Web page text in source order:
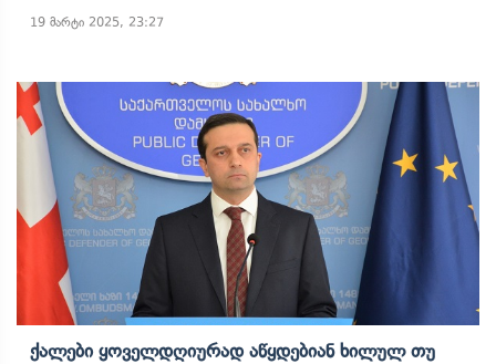
19 მარტი 2025, 23:27
Ქალები Ყოველდღიურად Აწყდებიან Ხილულ Თუ